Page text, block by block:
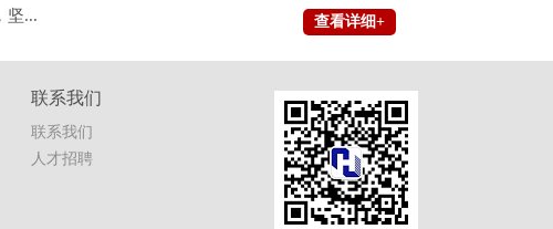
坚... 查看详细+
联系我们
联系我们
人才招聘